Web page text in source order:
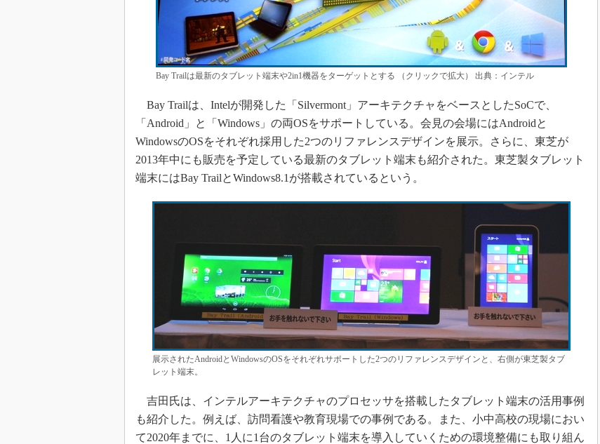
Bay Trailは最新のタブレット端末や2in1機器をターゲットとする （クリックで拡大） 出典：インテル
Bay Trailは、Intelが開発した「Silvermont」アーキテクチャをベースとしたSoCで、
「Android」と「Windows」の両OSをサポートしている。会見の会場にはAndroidと
WindowsのOSをそれぞれ採用した2つのリファレンスデザインを展示。さらに、東芝が
2013年中にも販売を予定している最新のタブレット端末も紹介された。東芝製タブレット
端末にはBay TrailとWindows8.1が搭載されているという。
展示されたAndroidとWindowsのOSをそれぞれサポートした2つのリファレンスデザインと、右側が東芝製タブ
レット端末。
吉田氏は、インテルアーキテクチャのプロセッサを搭載したタブレット端末の活用事例
も紹介した。例えば、訪問看護や教育現場での事例である。また、小中高校の現場におい
て2020年までに、1人に1台のタブレット端末を導入していくための環境整備にも取り組ん